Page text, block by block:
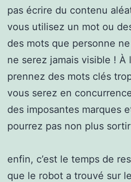
pas écrire du contenu
vous utilisez un mot ou
des mots que personne
ne serez jamais visible ! À
prennez des mots clés
vous serez en
des imposantes marques
pourrez pas non plus
enfin, c’est le temps de
que le robot a trouvé sur